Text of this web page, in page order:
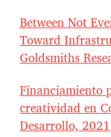
Between Not
Toward
Goldsmiths
Financiamiento
creatividad en
Desarrollo, 2021